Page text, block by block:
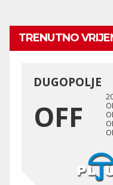
TRENUTNO